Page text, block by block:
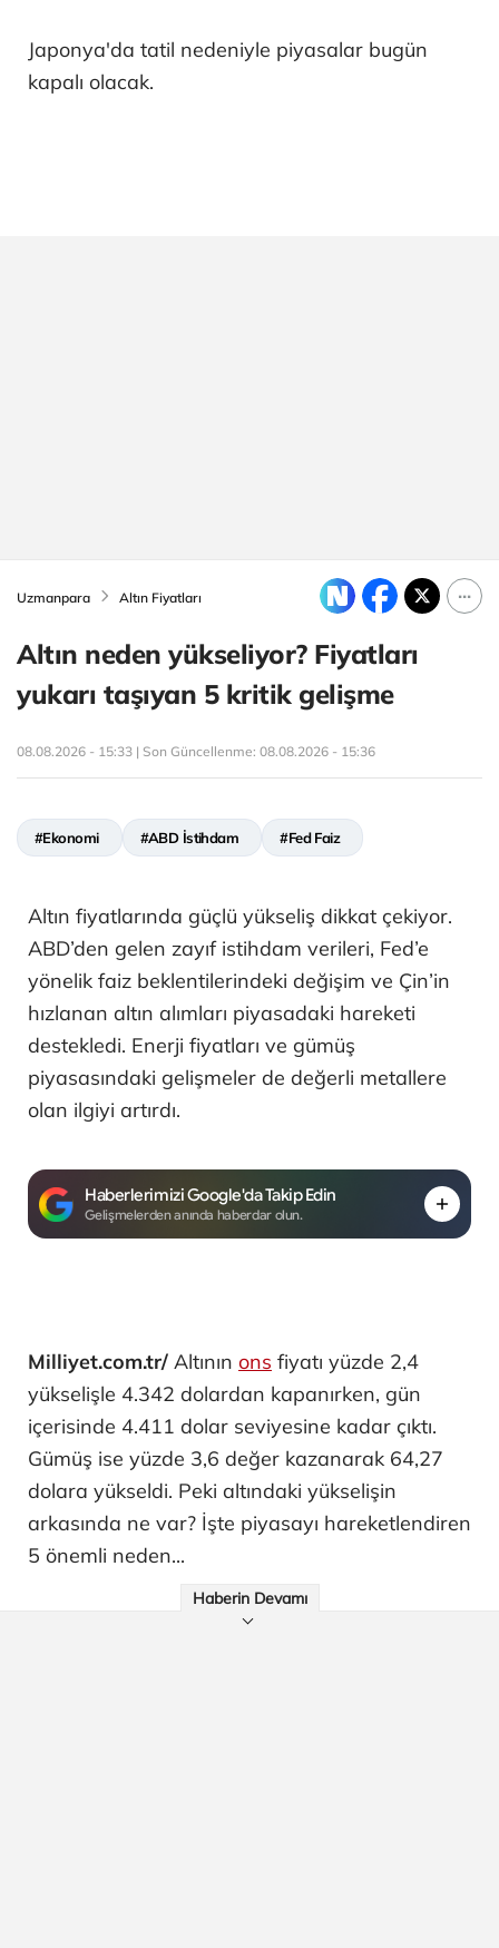
Japonya'da tatil nedeniyle piyasalar bugün
kapalı olacak.
Uzmanpara Altın Fiyatları
Altın neden yükseliyor? Fiyatları
yukarı taşıyan 5 kritik gelişme
08.08.2026 - 15:33 | Son Güncellenme: 08.08.2026 - 15:36
#Ekonomi #ABD İstihdam #Fed Faiz
Altın fiyatlarında güçlü yükseliş dikkat çekiyor.
ABD’den gelen zayıf istihdam verileri, Fed’e
yönelik faiz beklentilerindeki değişim ve Çin’in
hızlanan altın alımları piyasadaki hareketi
destekledi. Enerji fiyatları ve gümüş
piyasasındaki gelişmeler de değerli metallere
olan ilgiyi artırdı.
Haberlerimizi Google'da Takip Edin
Gelişmelerden anında haberdar olun.
Milliyet.com.tr/ Altının ons fiyatı yüzde 2,4
yükselişle 4.342 dolardan kapanırken, gün
içerisinde 4.411 dolar seviyesine kadar çıktı.
Gümüş ise yüzde 3,6 değer kazanarak 64,27
dolara yükseldi. Peki altındaki yükselişin
arkasında ne var? İşte piyasayı hareketlendiren
5 önemli neden...
Haberin Devamı